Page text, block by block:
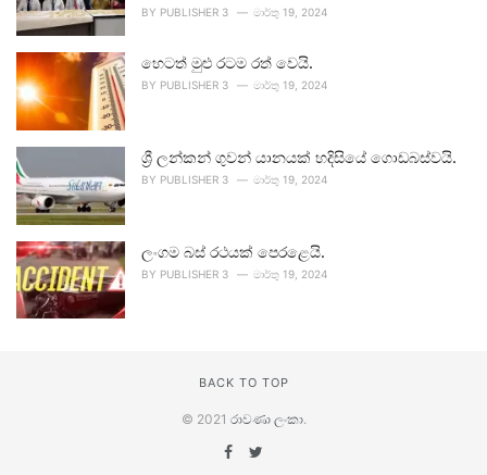
BY PUBLISHER 3 මාර්තු 19, 2024
හෙටත් මුළු රටම රත් වෙයි.
BY PUBLISHER 3 මාර්තු 19, 2024
ශ්‍රී ලන්කන් ගුවන් යානයක් හදිසියේ ගොඩබස්වයි.
BY PUBLISHER 3 මාර්තු 19, 2024
ලංගම බස් රථයක් පෙරළෙයි.
BY PUBLISHER 3 මාර්තු 19, 2024
BACK TO TOP
© 2021 රාවණා ලංකා.